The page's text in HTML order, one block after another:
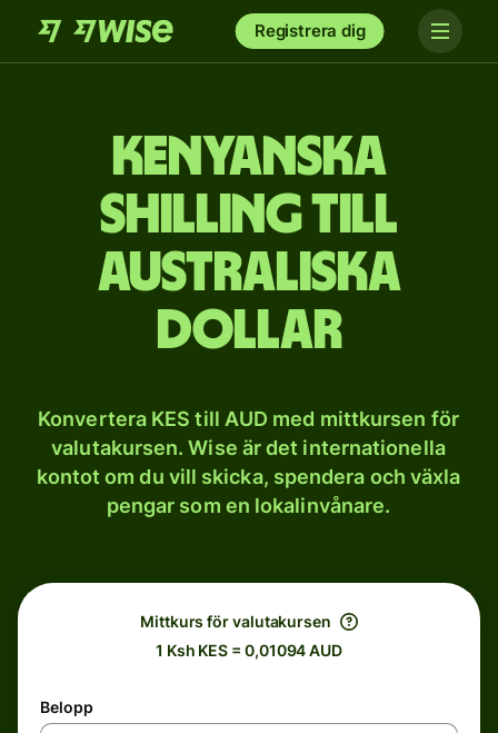
Registrera dig
Kenyanska
shilling till
australiska
dollar
Konvertera KES till AUD med mittkursen för
valutakursen. Wise är det internationella
kontot om du vill skicka, spendera och växla
pengar som en lokalinvånare.
Mittkurs för valutakursen
1 Ksh KES = 0,01094 AUD
Belopp